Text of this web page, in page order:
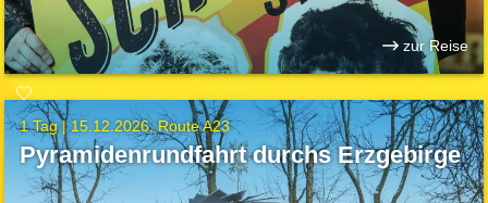
zur Reise
1 Tag |15.12.2026 Route A23
Pyramidenrundfahrt durchs Erzgebirge